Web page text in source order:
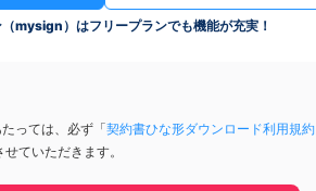
mysign）はフリープランでも機能が充実！
っては、必ず「契約書ひな形ダウンロード利用規約
ていただきます。